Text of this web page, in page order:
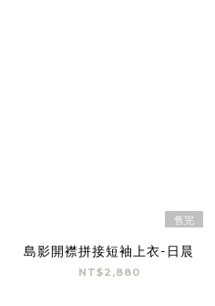
售完
島影開襟拼接短袖上衣-日晨
NT$2,880